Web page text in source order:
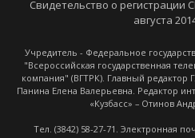
Свидетельство о регистрации
августа
Учредитель - Федеральное
"Всероссийская государственная
компания" (ВГТРК). Главный редактор
Панина Елена Валерьевна. Редактор
«Кузбасс» – Отинов
Тел. (3842) 58-27-71. Электронная